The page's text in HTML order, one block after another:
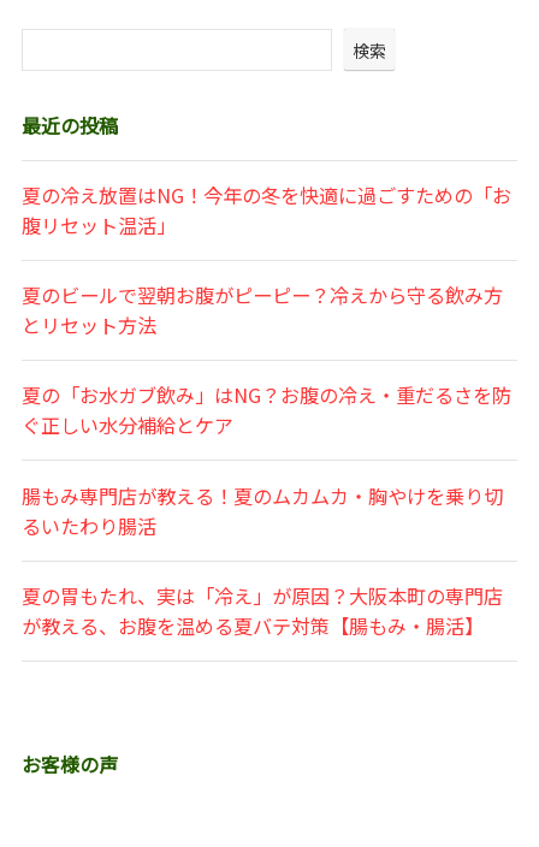
検索
最近の投稿
夏の冷え放置はNG！今年の冬を快適に過ごすための「お
腹リセット温活」
夏のビールで翌朝お腹がピーピー？冷えから守る飲み方
とリセット方法
夏の「お水ガブ飲み」はNG？お腹の冷え・重だるさを防
ぐ正しい水分補給とケア
腸もみ専門店が教える！夏のムカムカ・胸やけを乗り切
るいたわり腸活
夏の胃もたれ、実は「冷え」が原因？大阪本町の専門店
が教える、お腹を温める夏バテ対策【腸もみ・腸活】
お客様の声